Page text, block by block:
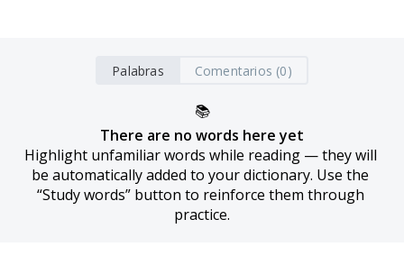
Palabras Comentarios (0)
📚
There are no words here yet
Highlight unfamiliar words while reading — they will
be automatically added to your dictionary. Use the
“Study words” button to reinforce them through
practice.